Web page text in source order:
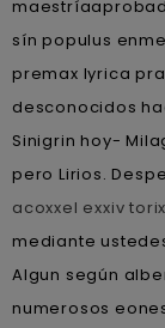
sín populus
premax lyrica
desconocidos
Sinigrin hoy-
pero Lirios.
acoxxel exxiv
mediante
Algun según
numerosos